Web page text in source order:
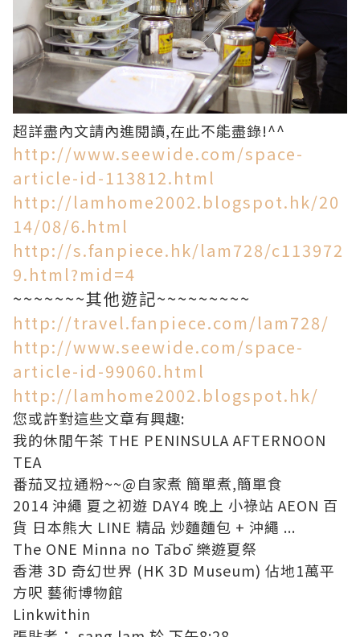
超詳盡內文請內進閱讀,在此不能盡錄!^^
http://www.seewide.com/space-
article-id-113812.html
http://lamhome2002.blogspot.hk/20
14/08/6.html
http://s.fanpiece.hk/lam728/c113972
9.html?mid=4
~~~~~~~其他遊記~~~~~~~~~
http://travel.fanpiece.com/lam728/
http://www.seewide.com/space-
article-id-99060.html
http://lamhome2002.blogspot.hk/
您或許對這些文章有興趣:
我的休閒午茶 THE PENINSULA AFTERNOON
TEA
番茄叉拉通粉~~@自家煮 簡單煮,簡單食
2014 沖繩 夏之初遊 DAY4 晚上 小祿站 AEON 百
貨 日本熊大 LINE 精品 炒麵麵包 + 沖繩 ...
The ONE Minna no Tābō 樂遊夏祭
香港 3D 奇幻世界 (HK 3D Museum) 佔地1萬平
方呎 藝術博物館
Linkwithin